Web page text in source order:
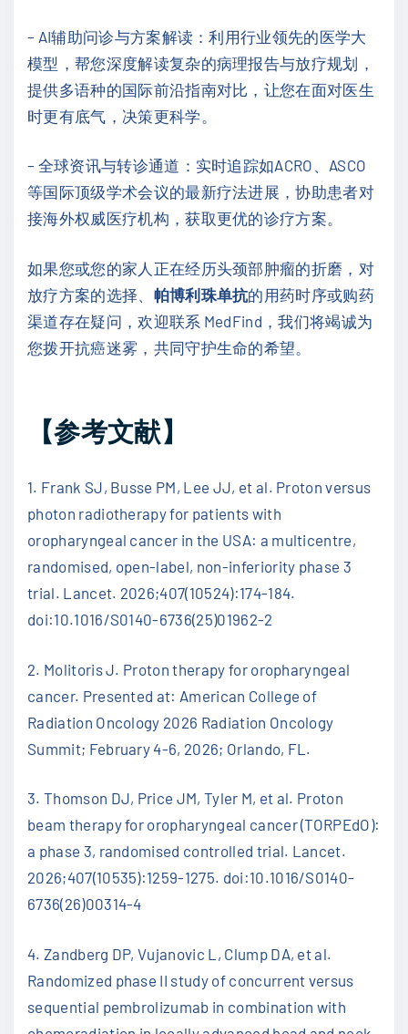
– AI辅助问诊与方案解读：利用行业领先的医学大
模型，帮您深度解读复杂的病理报告与放疗规划，
提供多语种的国际前沿指南对比，让您在面对医生
时更有底气，决策更科学。
– 全球资讯与转诊通道：实时追踪如ACRO、ASCO
等国际顶级学术会议的最新疗法进展，协助患者对
接海外权威医疗机构，获取更优的诊疗方案。
如果您或您的家人正在经历头颈部肿瘤的折磨，对
放疗方案的选择、 帕博利珠单抗的用药时序或购药
渠道存在疑问，欢迎联系 MedFind，我们将竭诚为
您拨开抗癌迷雾，共同守护生命的希望。
【参考文献】
1. Frank SJ, Busse PM, Lee JJ, et al. Proton versus
photon radiotherapy for patients with
oropharyngeal cancer in the USA: a multicentre,
randomised, open-label, non-inferiority phase 3
trial. Lancet. 2026;407(10524):174-184.
doi:10.1016/S0140-6736(25)01962-2
2. Molitoris J. Proton therapy for oropharyngeal
cancer. Presented at: American College of
Radiation Oncology 2026 Radiation Oncology
Summit; February 4-6, 2026; Orlando, FL.
3. Thomson DJ, Price JM, Tyler M, et al. Proton
beam therapy for oropharyngeal cancer (TORPEdO):
a phase 3, randomised controlled trial. Lancet.
2026;407(10535):1259-1275. doi:10.1016/S0140-
6736(26)00314-4
4. Zandberg DP, Vujanovic L, Clump DA, et al.
Randomized phase II study of concurrent versus
sequential pembrolizumab in combination with